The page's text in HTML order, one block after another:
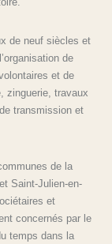
de neuf siècles et
de
et de
zinguerie, travaux
transmission et
de la
Saint-Julien-en-
et
concernés par le
temps dans la